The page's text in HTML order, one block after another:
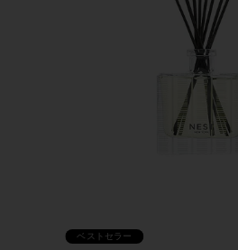
ベストセラー